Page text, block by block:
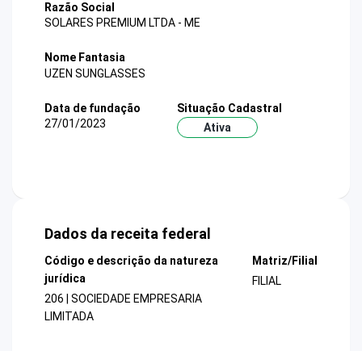
Razão Social
SOLARES PREMIUM LTDA - ME
Nome Fantasia
UZEN SUNGLASSES
Data de fundação
27/01/2023
Situação Cadastral
Ativa
Dados da receita federal
Código e descrição da natureza
jurídica
206 | SOCIEDADE EMPRESARIA
LIMITADA
Matriz/Filial
FILIAL